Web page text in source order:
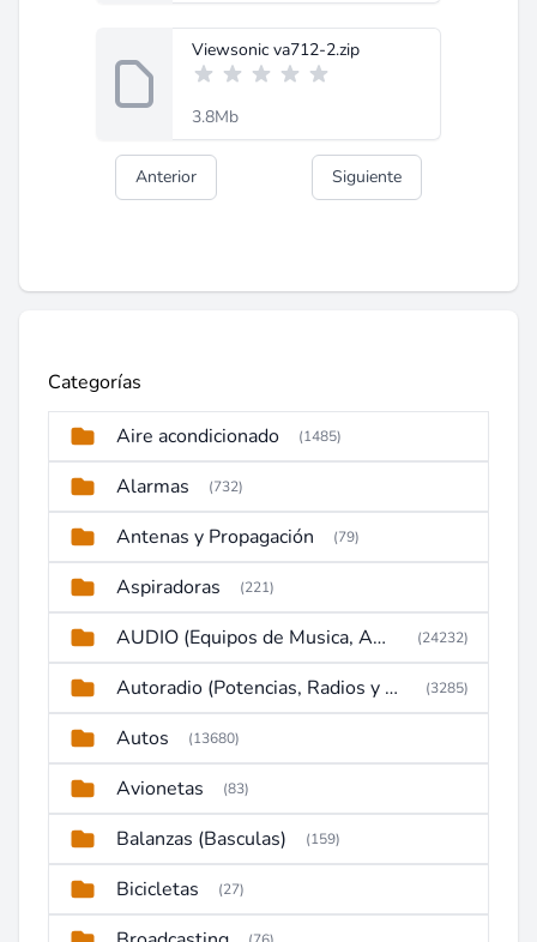
Viewsonic va712-2.zip
3.8Mb
Anterior Siguiente
Categorías
Aire acondicionado (1485)
Alarmas (732)
Antenas y Propagación (79)
Aspiradoras (221)
AUDIO (Equipos de Musica, Amplificadores, Reproductores, Etc) (24232)
Autoradio (Potencias, Radios y DVD) (3285)
Autos (13680)
Avionetas (83)
Balanzas (Basculas) (159)
Bicicletas (27)